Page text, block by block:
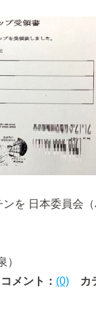
を 日本委員会
）
コメント： (0) カ